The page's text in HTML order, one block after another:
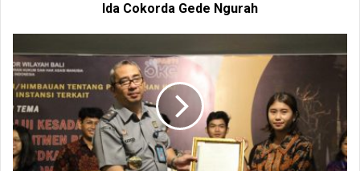
Ida Cokorda Gede Ngurah